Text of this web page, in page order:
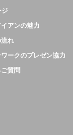
ジ
アンの魅力
流れ
ークのプレゼン協力
質問